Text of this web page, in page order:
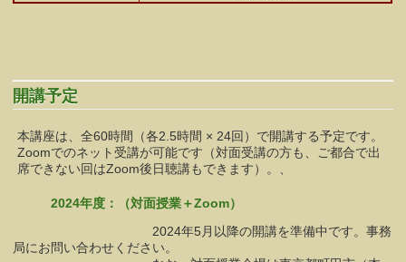
開講予定
本講座は、全60時間（各2.5時間 × 24回）で開講する予定です。
Zoomでのネット受講が可能です（対面受講の方も、ご都合で出
席できない回はZoom後日聴講もできます）。、
2024年度：（対面授業＋Zoom）
2024年5月以降の開講を準備中です。事務
局にお問い合わせください。